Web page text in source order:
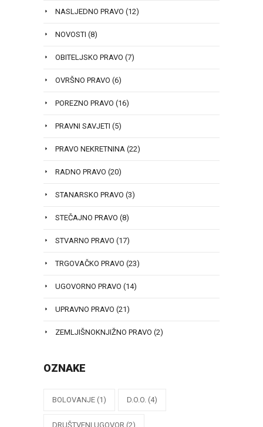
NASLJEDNO PRAVO (12)
NOVOSTI (8)
OBITELJSKO PRAVO (7)
OVRŠNO PRAVO (6)
POREZNO PRAVO (16)
PRAVNI SAVJETI (5)
PRAVO NEKRETNINA (22)
RADNO PRAVO (20)
STANARSKO PRAVO (3)
STEČAJNO PRAVO (8)
STVARNO PRAVO (17)
TRGOVAČKO PRAVO (23)
UGOVORNO PRAVO (14)
UPRAVNO PRAVO (21)
ZEMLJIŠNOKNJIŽNO PRAVO (2)
OZNAKE
BOLOVANJE (1) D.O.O. (4)
DRUŠTVENI UGOVOR (2)